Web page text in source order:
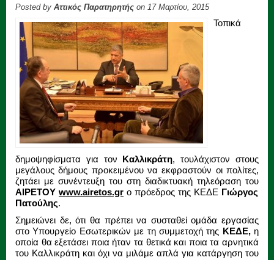
Posted by Αττικός Παρατηρητής on 17 Μαρτίου, 2015
Τοπικά
δημοψηφίσματα για τον Καλλικράτη, τουλάχιστον στους
μεγάλους δήμους προκειμένου να εκφραστούν οι πολίτες,
ζητάει με συνέντευξη του στη διαδικτυακή τηλεόραση του
ΑΙΡΕΤΟΥ www.airetos.gr o πρόεδρος της ΚΕΔΕ Γιώργος
Πατούλης.
Σημειώνει δε, ότι θα πρέπει να συσταθεί ομάδα εργασίας
στο Υπουργείο Εσωτερικών με τη συμμετοχή της ΚΕΔΕ,η
οποία θα εξετάσει ποια ήταν τα θετικά και ποια τα αρνητικά
του Καλλικράτη και όχι να μιλάμε απλά για κατάργηση του